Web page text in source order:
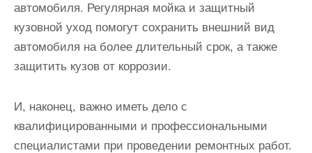
автомобиля. Регулярная мойка и защитный
кузовной уход помогут сохранить внешний вид
автомобиля на более длительный срок, а также
защитить кузов от коррозии.
И, наконец, важно иметь дело с
квалифицированными и профессиональными
специалистами при проведении ремонтных работ.